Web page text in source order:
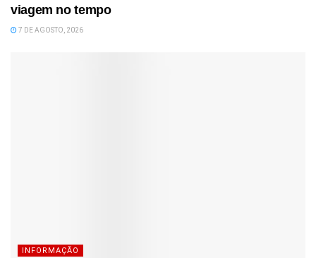
viagem no tempo
7 DE AGOSTO, 2026
INFORMAÇÃO